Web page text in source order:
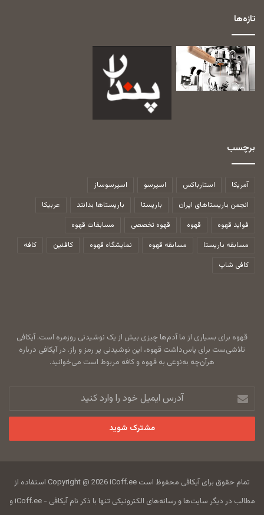
تازه‌ها
برچسب
آمریکا استارباکس اسپرسو
اسپرسوساز
انجمن باریستاهای ایران
باریستا باریستاها بدانند
عربیکا
فواید قهوه
قهوه قهوه تخصصی
مسابقات قهوه
مسابقه باریستا
مسابقه قهوه نمایشگاه قهوه کافئین
کافه
کافی شاپ
قهوه برای بسیاری از ما آدم‌ها چیزی بیش از یک نوشیدنی روزمره است. آیکافی
تلاشی‌ست برای پاس‌داشت قهوه، این نوشیدنی پر رمز و راز. در آیکافی درباره
هرآن‌چه به‌نوعی به قهوه و کافه مربوط است می‌خوانید.
آدرس
ایمیل
خود
وارد
تمام حقوق برای آیکافی محفوظ است Copyright @ 2026 iCoff.ee استفاده از
مطالب در دیگر سایت‌ها و رسانه‌های الکترونیکی تنها با ذکر نام آیکافی - iCoff.ee و